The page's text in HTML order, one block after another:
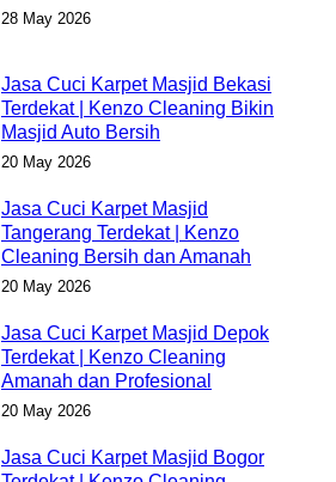
28 May 2026
Jasa Cuci Karpet Masjid Bekasi
Terdekat | Kenzo Cleaning Bikin
Masjid Auto Bersih
20 May 2026
Jasa Cuci Karpet Masjid
Tangerang Terdekat | Kenzo
Cleaning Bersih dan Amanah
20 May 2026
Jasa Cuci Karpet Masjid Depok
Terdekat | Kenzo Cleaning
Amanah dan Profesional
20 May 2026
Jasa Cuci Karpet Masjid Bogor